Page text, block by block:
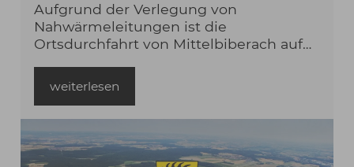
Aufgrund der Verlegung von
Nahwärmeleitungen ist die
Ortsdurchfahrt von Mittelbiberach auf
Zeitraum vom 03.08. bis zum 21.08.2026
für den gesamten Verkehr gesperrt.
weiterlesen